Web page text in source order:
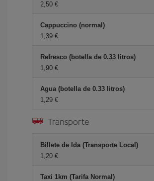
2,50 €
Cappuccino (normal)
1,39 €
Refresco (botella de 0.33 litros)
1,90 €
Agua (botella de 0.33 litros)
1,29 €
Transporte
Billete de Ida (Transporte Local)
1,20 €
Taxi 1km (Tarifa Normal)